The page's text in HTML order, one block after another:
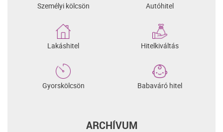
Személyi kölcsön Autóhitel
Lakáshitel Hitelkiváltás
Gyorskölcsön Babaváró hitel
ARCHÍVUM